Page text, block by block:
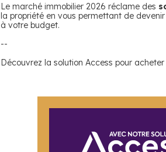
Le marché immobilier 2026 réclame des
la propriété en vous permettant de
à votre budget.
--
Découvrez la solution Access pour